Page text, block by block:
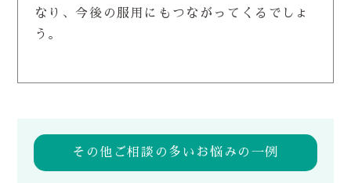
なり、今後の服用にもつながってくるでしょ
う。
その他ご相談の多いお悩みの一例